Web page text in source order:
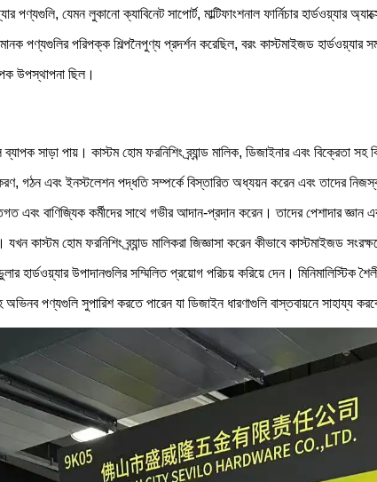
যেমন লুকানো ক্যাবিনেট সাপোর্ট, মাল্টিফাংশনাল ফার্নিচার হার্ডওয়্যার
পণ্যগুলির পরিপক্ক শিল্পনৈপুণ্য প্রদর্শন করেছিল, বরং কাস্টমাইজড হার্ডওয়্যার
উপস্থাপনা ছিল।
সাড়া পায়। কাস্টম হোম ফরনিশিং ব্র্যান্ড মালিক, ডিজাইনার এবং বিক্রেতা
গঠন এবং ইনস্টলেশন পদ্ধতি সম্পর্কে বিস্তারিত অধ্যয়ন করেন এবং তাদের
বাণিজ্যিক কর্মীদের সাথে গভীর আদান-প্রদান করেন। তাদের পেশাদার জ্ঞান
কাস্টম হোম ফরনিশিং ব্র্যান্ড মালিকরা জিজ্ঞাসা করেন কীভাবে কাস্টমাইজড
হার্ডওয়্যার উপাদানগুলির সম্মিলিত প্রয়োগ পরিচয় করিয়ে দেন। মিনিমালিস্টিক
পণ্যগুলি সুপারিশ করতে পারেন যা ডিজাইন ধারণাগুলি বাস্তবায়নে সাহায্য